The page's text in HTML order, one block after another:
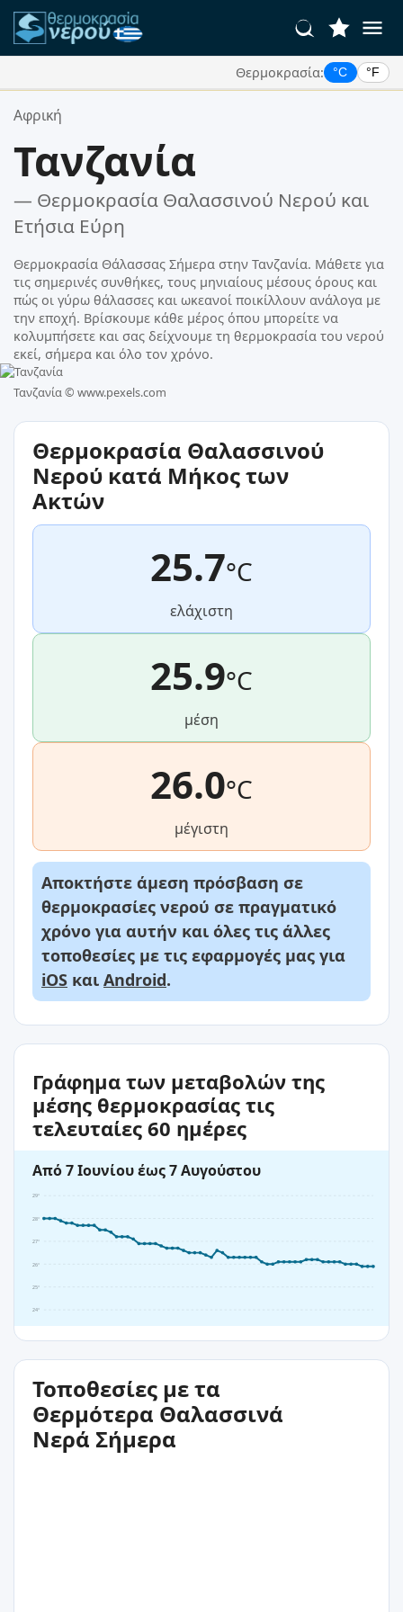
Θερμοκρασία: °C °F
Οι Αγαπημένες σας Τοποθεσίες:
Αφρική
Τανζανία
— Θερμοκρασία Θαλασσινού Νερού και
Ετήσια Εύρη
Θερμοκρασία Θάλασσας Σήμερα στην Τανζανία. Μάθετε για
τις σημερινές συνθήκες, τους μηνιαίους μέσους όρους και
πώς οι γύρω θάλασσες και ωκεανοί ποικίλλουν ανάλογα με
την εποχή. Βρίσκουμε κάθε μέρος όπου μπορείτε να
κολυμπήσετε και σας δείχνουμε τη θερμοκρασία του νερού
εκεί, σήμερα και όλο τον χρόνο.
Τανζανία © www.pexels.com
Θερμοκρασία Θαλασσινού
Νερού κατά Μήκος των
Ακτών
25.7°C
ελάχιστη
25.9°C
μέση
26.0°C
μέγιστη
Αποκτήστε άμεση πρόσβαση σε
θερμοκρασίες νερού σε πραγματικό
χρόνο για αυτήν και όλες τις άλλες
τοποθεσίες με τις εφαρμογές μας για
iOS και Android.
Γράφημα των μεταβολών της
μέσης θερμοκρασίας τις
τελευταίες 60 ημέρες
Από 7 Ιουνίου έως 7 Αυγούστου
24°
25°
26°
27°
28°
29°
Τοποθεσίες με τα
Θερμότερα Θαλασσινά
Νερά Σήμερα